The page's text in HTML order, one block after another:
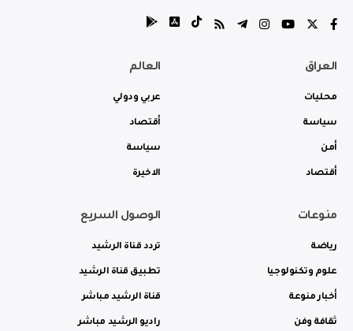
العراق
محليات
سياسة
أمن
أقتصاد
العالم
عربي ودولي
أقتصاد
سياسة
الاخيرة
منوعات
رياضة
علوم وتكنولوجيا
أخبار منوعة
ثقافة وفن
الوصول السريع
تردد قناة الرشيد
تطبيق قناة الرشيد
قناة الرشيد مباشر
راديو الرشيد مباشر